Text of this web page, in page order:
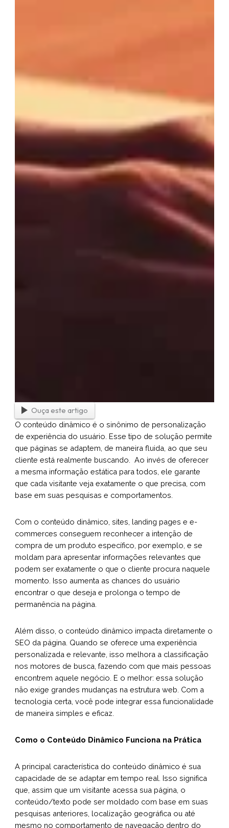
Ouça este artigo
O conteúdo dinâmico é o sinônimo de personalização
de experiência do usuário. Esse tipo de solução permite
que páginas se adaptem, de maneira fluida, ao que seu
cliente está realmente buscando. Ao invés de oferecer
a mesma informação estática para todos, ele garante
que cada visitante veja exatamente o que precisa, com
base em suas pesquisas e comportamentos.
Com o conteúdo dinâmico, sites, landing pages e e-
commerces conseguem reconhecer a intenção de
compra de um produto específico, por exemplo, e se
moldam para apresentar informações relevantes que
podem ser exatamente o que o cliente procura naquele
momento. Isso aumenta as chances do usuário
encontrar o que deseja e prolonga o tempo de
permanência na página.
Além disso, o conteúdo dinâmico impacta diretamente o
SEO da página. Quando se oferece uma experiência
personalizada e relevante, isso melhora a classificação
nos motores de busca, fazendo com que mais pessoas
encontrem aquele negócio. E o melhor: essa solução
não exige grandes mudanças na estrutura web. Com a
tecnologia certa, você pode integrar essa funcionalidade
de maneira simples e eficaz.
Como o Conteúdo Dinâmico Funciona na Prática
A principal característica do conteúdo dinâmico é sua
capacidade de se adaptar em tempo real. Isso significa
que, assim que um visitante acessa sua página, o
conteúdo/texto pode ser moldado com base em suas
pesquisas anteriores, localização geográfica ou até
mesmo no comportamento de navegação dentro do